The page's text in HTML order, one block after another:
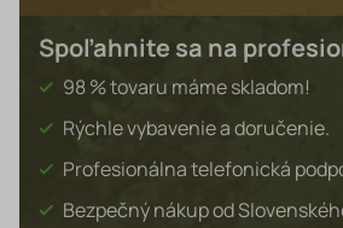
Spoľahnite sa na
98 % tovaru máme skladom!
Rýchle vybavenie a doručenie.
Profesionálna telefonická
Bezpečný nákup od